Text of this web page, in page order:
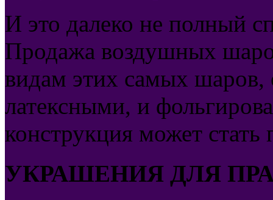
И это далеко не полный
Продажа воздушных
видам этих самых шаров,
латексными, и
конструкция может
УКРАШЕНИЯ ДЛЯ